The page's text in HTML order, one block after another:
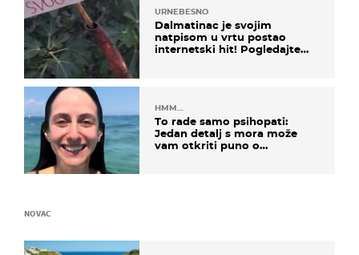
URNEBESNO
Dalmatinac je svojim
natpisom u vrtu postao
internetski hit! Pogledajte
HMM…
To rade samo psihopati:
Jedan detalj s mora može
vam otkriti puno o
NOVAC